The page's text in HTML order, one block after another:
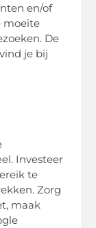
en/of
moeite
De
je bij
Investeer
te
Zorg
maak